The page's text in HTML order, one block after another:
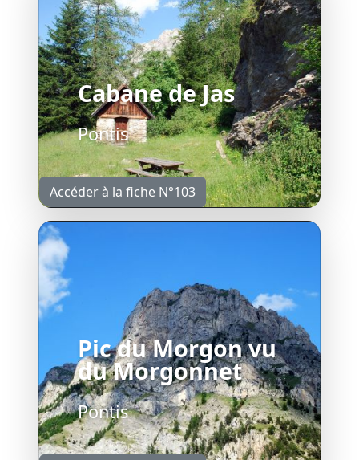
Cabane de Jas
Pontis
Accéder à la fiche N°103
Pic du Morgon vu
du Morgonnet
Pontis